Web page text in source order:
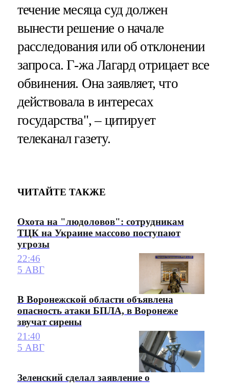
течение месяца суд должен
вынести решение о начале
расследования или об отклонении
запроса. Г-жа Лагард отрицает все
обвинения. Она заявляет, что
действовала в интересах
государства", – цитирует
телеканал газету.
ЧИТАЙТЕ ТАКЖЕ
Охота на "людоловов": сотрудникам
ТЦК на Украине массово поступают
угрозы
22:46
5 АВГ
В Воронежской области объявлена
опасность атаки БПЛА, в Воронеже
звучат сирены
21:40
5 АВГ
Зеленский сделал заявление о